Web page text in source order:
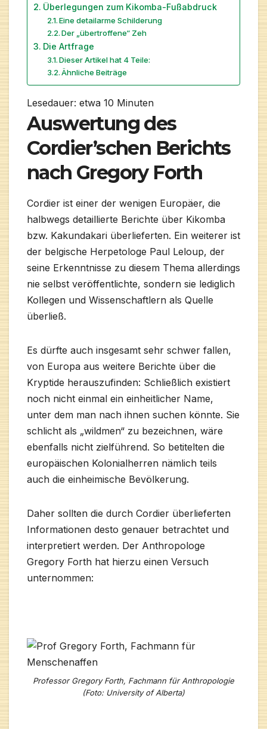
Überlegungen zum Kikomba-Fußabdruck
Eine detailarme Schilderung
Der „übertroffene“ Zeh
Die Artfrage
Dieser Artikel hat 4 Teile:
Ähnliche Beiträge
Lesedauer: etwa 10 Minuten
Auswertung des
Cordier’schen Berichts
nach Gregory Forth
Cordier ist einer der wenigen Europäer, die
halbwegs detaillierte Berichte über Kikomba
bzw. Kakundakari überlieferten. Ein weiterer ist
der belgische Herpetologe Paul Leloup, der
seine Erkenntnisse zu diesem Thema allerdings
nie selbst veröffentlichte, sondern sie lediglich
Kollegen und Wissenschaftlern als Quelle
überließ.
Es dürfte auch insgesamt sehr schwer fallen,
von Europa aus weitere Berichte über die
Kryptide herauszufinden: Schließlich existiert
noch nicht einmal ein einheitlicher Name,
unter dem man nach ihnen suchen könnte. Sie
schlicht als „wildmen“ zu bezeichnen, wäre
ebenfalls nicht zielführend. So betitelten die
europäischen Kolonialherren nämlich teils
auch die einheimische Bevölkerung.
Daher sollten die durch Cordier überlieferten
Informationen desto genauer betrachtet und
interpretiert werden. Der Anthropologe
Gregory Forth hat hierzu einen Versuch
unternommen:
Professor Gregory Forth, Fachmann für Anthropologie
(Foto: University of Alberta)